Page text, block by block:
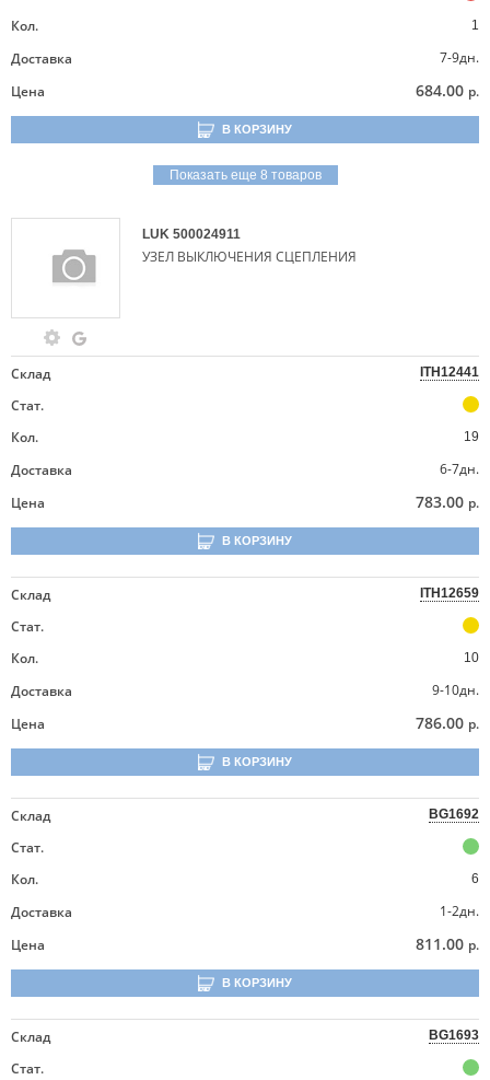
Кол.
1
Доставка
7-9дн.
Цена
684.00 р.
В КОРЗИНУ
Показать еще 8 товаров
LUK 500024911
УЗЕЛ ВЫКЛЮЧЕНИЯ СЦЕПЛЕНИЯ
Склад ITH12441
Стат.
Кол.
19
Доставка
6-7дн.
Цена
783.00 р.
В КОРЗИНУ
Склад ITH12659
Стат.
Кол.
10
Доставка
9-10дн.
Цена
786.00 р.
В КОРЗИНУ
Склад BG1692
Стат.
Кол.
6
Доставка
1-2дн.
Цена
811.00 р.
В КОРЗИНУ
Склад BG1693
Стат.